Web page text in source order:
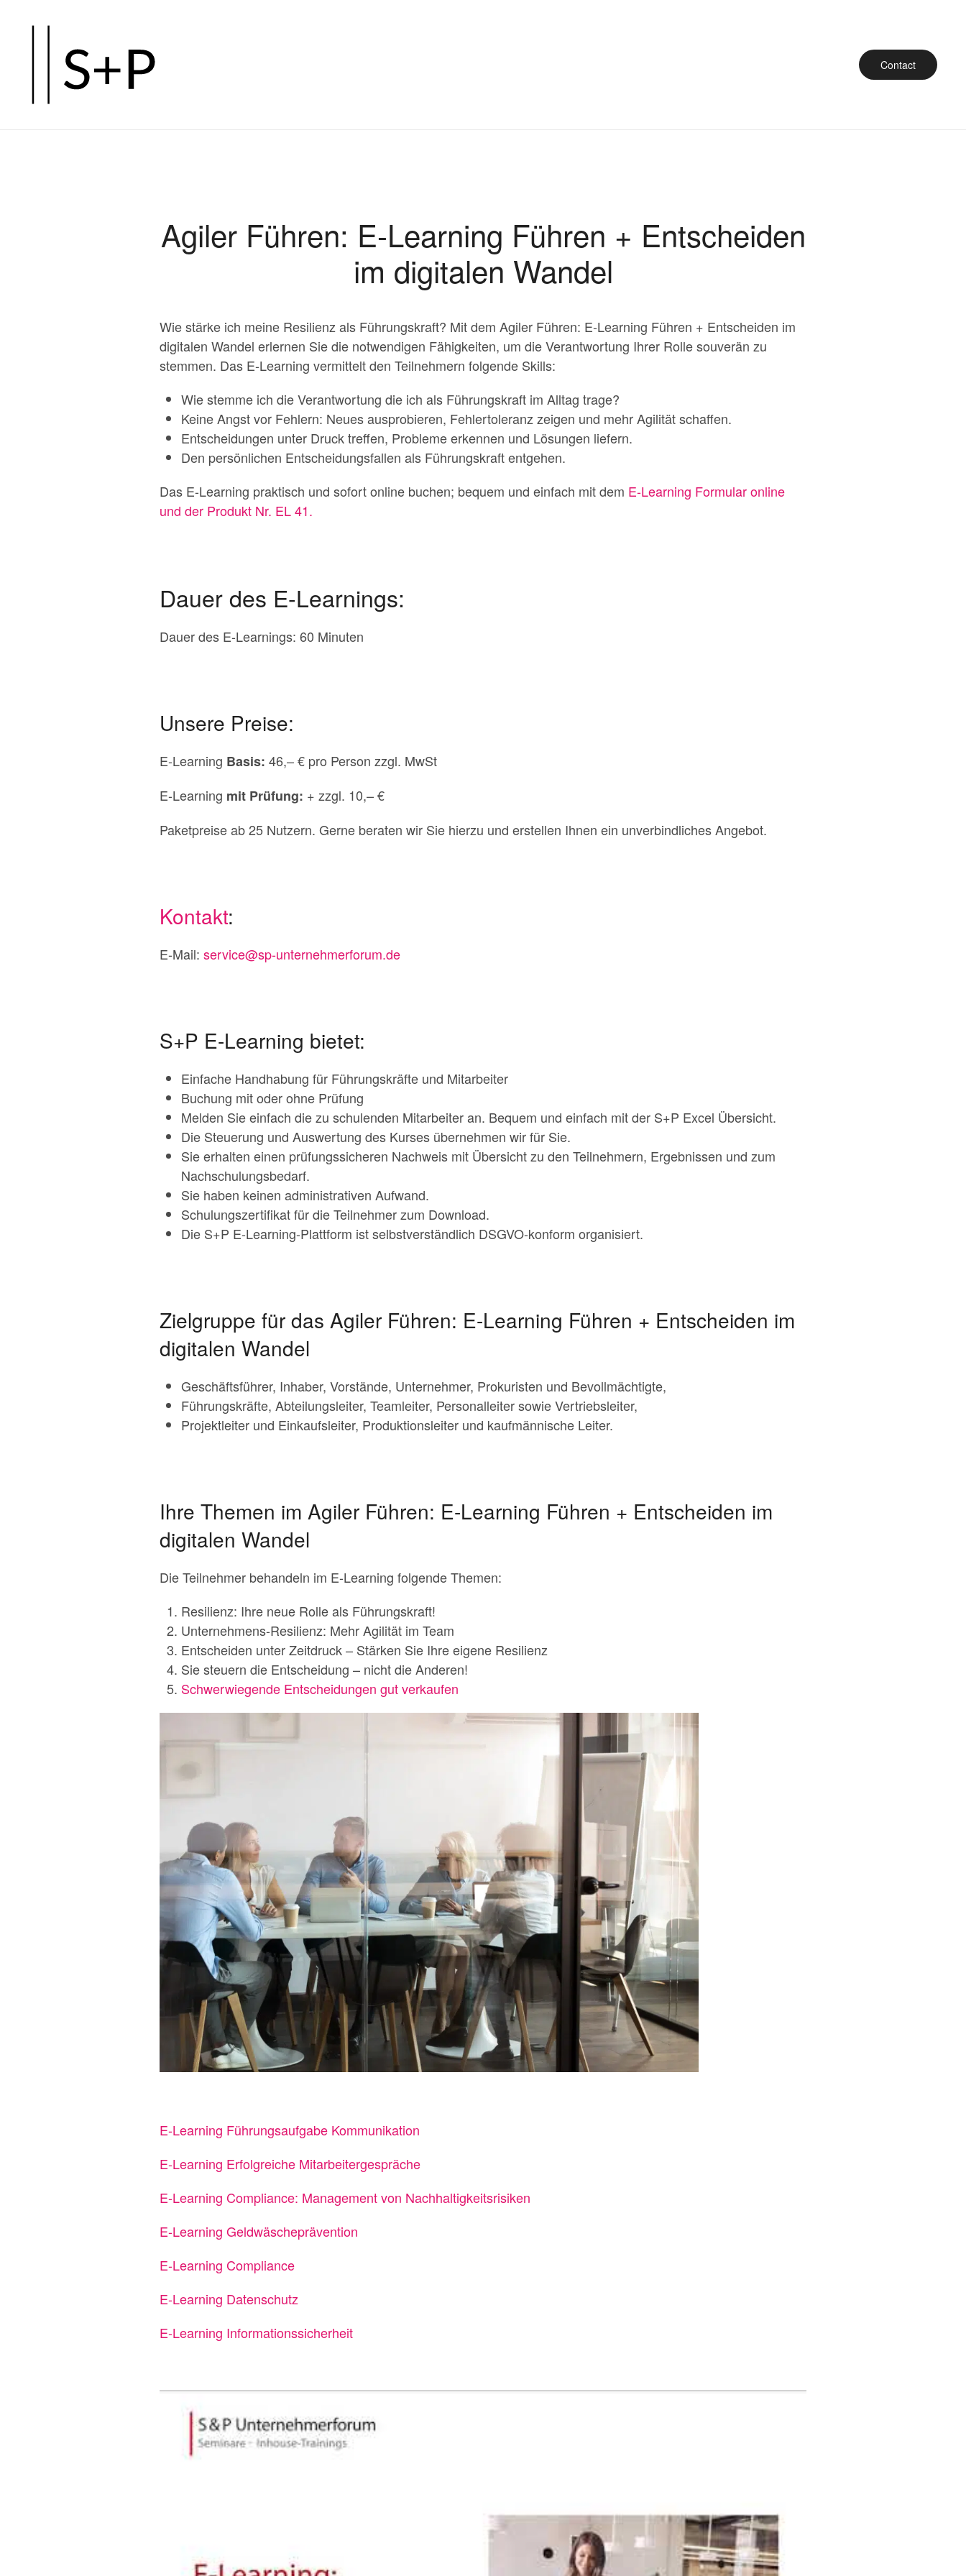
Hauptinhalt
springen
Contact
Agiler Führen: E-Learning Führen + Entscheiden
im digitalen Wandel
Wie stärke ich meine Resilienz als Führungskraft? Mit dem Agiler Führen: E-Learning Führen + Entscheiden im
digitalen Wandel erlernen Sie die notwendigen Fähigkeiten, um die Verantwortung Ihrer Rolle souverän zu
stemmen. Das E-Learning vermittelt den Teilnehmern folgende Skills:
Wie stemme ich die Verantwortung die ich als Führungskraft im Alltag trage?
Keine Angst vor Fehlern: Neues ausprobieren, Fehlertoleranz zeigen und mehr Agilität schaffen.
Entscheidungen unter Druck treffen, Probleme erkennen und Lösungen liefern.
Den persönlichen Entscheidungsfallen als Führungskraft entgehen.
Das E-Learning praktisch und sofort online buchen; bequem und einfach mit dem E-Learning Formular online
und der Produkt Nr. EL 41.
Dauer des E-Learnings:
Dauer des E-Learnings: 60 Minuten
Unsere Preise:
E-Learning Basis: 46,– € pro Person zzgl. MwSt
E-Learning mit Prüfung: + zzgl. 10,– €
Paketpreise ab 25 Nutzern. Gerne beraten wir Sie hierzu und erstellen Ihnen ein unverbindliches Angebot.
Kontakt:
E-Mail: service@sp-unternehmerforum.de
S+P E-Learning bietet:
Einfache Handhabung für Führungskräfte und Mitarbeiter
Buchung mit oder ohne Prüfung
Melden Sie einfach die zu schulenden Mitarbeiter an. Bequem und einfach mit der S+P Excel Übersicht.
Die Steuerung und Auswertung des Kurses übernehmen wir für Sie.
Sie erhalten einen prüfungssicheren Nachweis mit Übersicht zu den Teilnehmern, Ergebnissen und zum
Nachschulungsbedarf.
Sie haben keinen administrativen Aufwand.
Schulungszertifikat für die Teilnehmer zum Download.
Die S+P E-Learning-Plattform ist selbstverständlich DSGVO-konform organisiert.
Zielgruppe für das Agiler Führen: E-Learning Führen + Entscheiden im
digitalen Wandel
Geschäftsführer, Inhaber, Vorstände, Unternehmer, Prokuristen und Bevollmächtigte,
Führungskräfte, Abteilungsleiter, Teamleiter, Personalleiter sowie Vertriebsleiter,
Projektleiter und Einkaufsleiter, Produktionsleiter und kaufmännische Leiter.
Ihre Themen im Agiler Führen: E-Learning Führen + Entscheiden im
digitalen Wandel
Die Teilnehmer behandeln im E-Learning folgende Themen:
Resilienz: Ihre neue Rolle als Führungskraft!
Unternehmens-Resilienz: Mehr Agilität im Team
Entscheiden unter Zeitdruck – Stärken Sie Ihre eigene Resilienz
Sie steuern die Entscheidung – nicht die Anderen!
Schwerwiegende Entscheidungen gut verkaufen
E-Learning Führungsaufgabe Kommunikation
E-Learning Erfolgreiche Mitarbeitergespräche
E-Learning Compliance: Management von Nachhaltigkeitsrisiken
E-Learning Geldwäscheprävention
E-Learning Compliance
E-Learning Datenschutz
E-Learning Informationssicherheit